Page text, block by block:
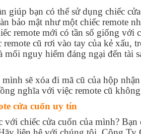
giúp bạn có thể sử dụng chiếc
bảo mật như một chiếc remote
remote mới có tần số giống với
remote cũ rơi vào tay của kẻ xấu,
mối nguy hiểm đáng ngại đến tài
sẽ xóa đi mã cũ của hộp
nghĩa với việc remote cũ
cửa cuốn uy tín
với chiếc cửa cuốn của mình? Bạn